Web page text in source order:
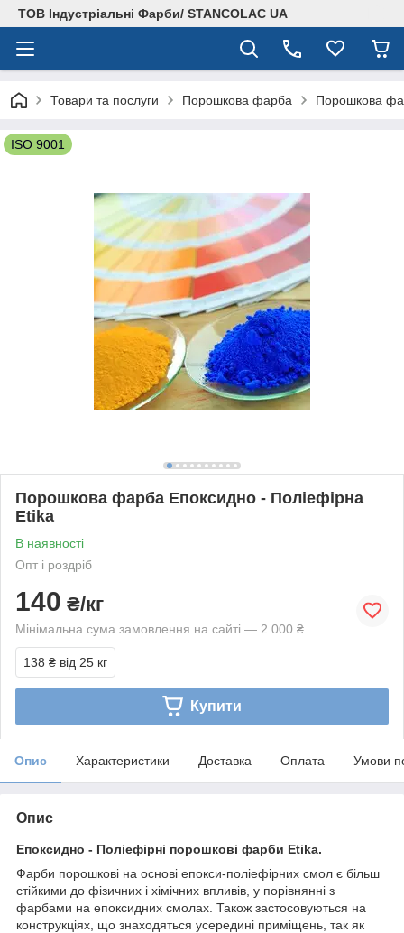
ТОВ Індустріальні Фарби/ STANCOLAC UA
Товари та послуги Порошкова фарба Порошкова
ISO 9001
Порошкова фарба Епоксидно - Поліефірна
Etika
В наявності
Опт і роздріб
140 ₴/кг
Мінімальна сума замовлення на сайті — 2 000 ₴
138 ₴ від 25 кг
Купити
Опис Характеристики Доставка Оплата Умови
Опис
Епоксидно - Поліефірні порошкові фарби Etika.
Фарби порошкові на основі епокси-поліефірних смол є більш
стійкими до фізичних і хімічних впливів, у порівнянні з
фарбами на епоксидних смолах. Також застосовуються на
конструкціях, що знаходяться усередині приміщень, так як